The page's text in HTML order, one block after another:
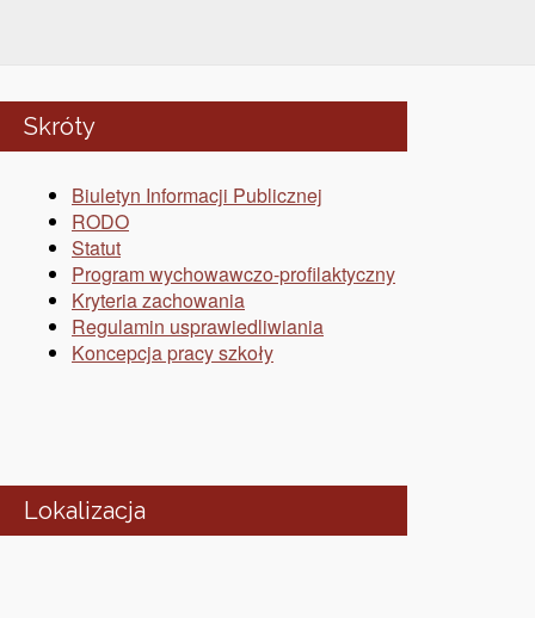
Skróty
Biuletyn Informacji Publicznej
RODO
Statut
Program wychowawczo-profilaktyczny
Kryteria zachowania
Regulamin usprawiedliwiania
Koncepcja pracy szkoły
Lokalizacja